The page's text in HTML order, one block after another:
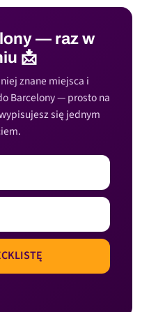
— raz w
📩
znane miejsca i
Barcelony — prosto na
się jednym